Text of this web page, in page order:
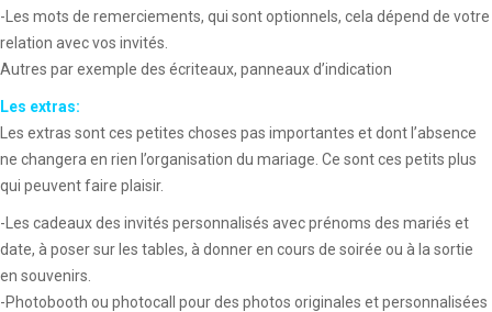
-Les mots de remerciements, qui sont optionnels, cela dépend de votre
relation avec vos invités.
Autres par exemple des écriteaux, panneaux d’indication
Les extras:
Les extras sont ces petites choses pas importantes et dont l’absence
ne changera en rien l’organisation du mariage. Ce sont ces petits plus
qui peuvent faire plaisir.
-Les cadeaux des invités personnalisés avec prénoms des mariés et
date, à poser sur les tables, à donner en cours de soirée ou à la sortie
en souvenirs.
-Photobooth ou photocall pour des photos originales et personnalisées